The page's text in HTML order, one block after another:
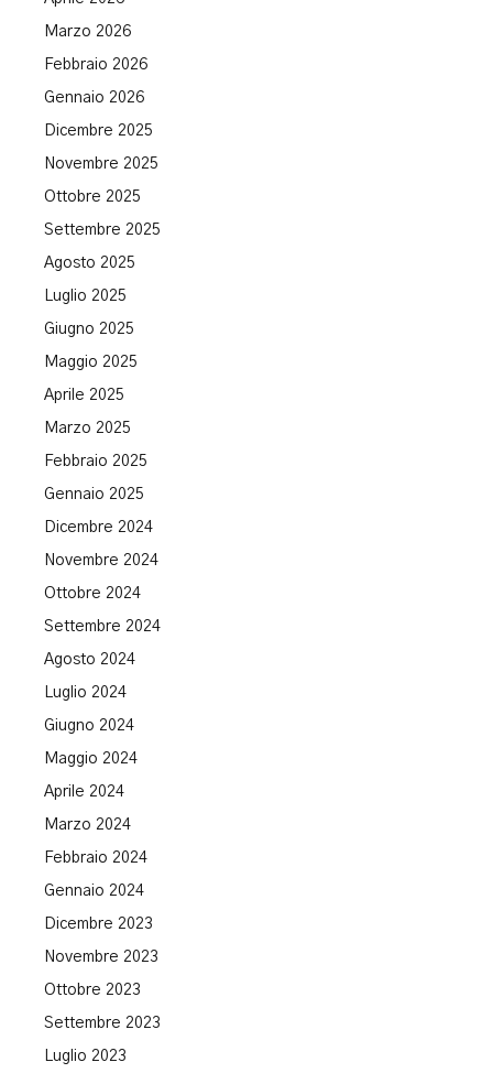
Marzo 2026
Febbraio 2026
Gennaio 2026
Dicembre 2025
Novembre 2025
Ottobre 2025
Settembre 2025
Agosto 2025
Luglio 2025
Giugno 2025
Maggio 2025
Aprile 2025
Marzo 2025
Febbraio 2025
Gennaio 2025
Dicembre 2024
Novembre 2024
Ottobre 2024
Settembre 2024
Agosto 2024
Luglio 2024
Giugno 2024
Maggio 2024
Aprile 2024
Marzo 2024
Febbraio 2024
Gennaio 2024
Dicembre 2023
Novembre 2023
Ottobre 2023
Settembre 2023
Luglio 2023